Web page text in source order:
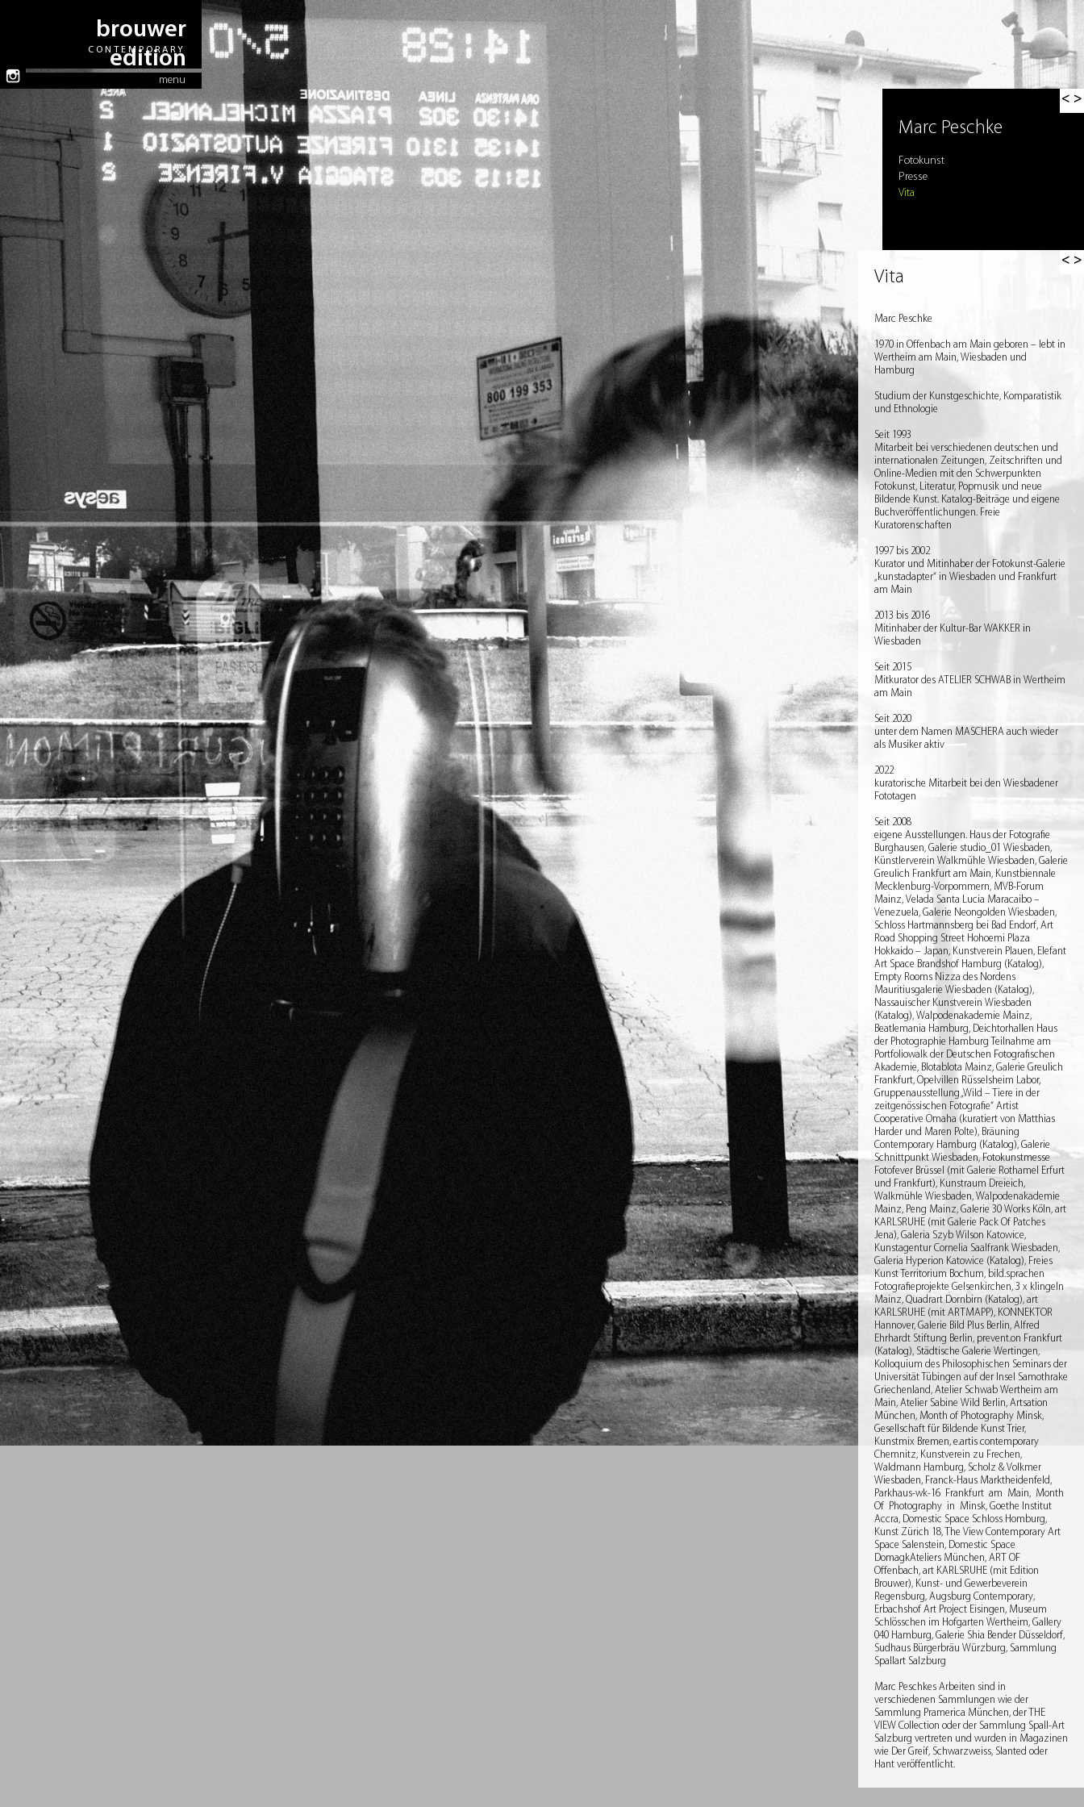
Vita
Marc Peschke
1970 in Offenbach am Main geboren – lebt in
Wertheim am Main, Wiesbaden und
Hamburg
Studium der Kunstgeschichte, Komparatistik
und Ethnologie
Seit 1993
Mitarbeit bei verschiedenen deutschen und
internationalen Zeitungen, Zeitschriften und
Online-Medien mit den Schwerpunkten
Fotokunst, Literatur, Popmusik und neue
Bildende Kunst. Katalog-Beiträge und eigene
Buchveröffentlichungen. Freie
Kuratorenschaften
1997 bis 2002
Kurator und Mitinhaber der Fotokunst-Galerie
„kunstadapter“ in Wiesbaden und Frankfurt
am Main
2013 bis 2016
Mitinhaber der Kultur-Bar WAKKER in
Wiesbaden
Seit 2015
Mitkurator des ATELIER SCHWAB in Wertheim
am Main
Seit 2020
unter dem Namen MASCHERA auch wieder
als Musiker aktiv
2022
kuratorische Mitarbeit bei den Wiesbadener
Fototagen
Seit 2008
eigene Ausstellungen. Haus der Fotografie
Burghausen, Galerie studio_01 Wiesbaden,
Künstlerverein Walkmühle Wiesbaden, Galerie
Greulich Frankfurt am Main, Kunstbiennale
Mecklenburg-Vorpommern, MVB-Forum
Mainz, Velada Santa Lucia Maracaibo –
Venezuela, Galerie Neongolden Wiesbaden,
Schloss Hartmannsberg bei Bad Endorf, Art
Road Shopping Street Hohoemi Plaza
Hokkaido – Japan, Kunstverein Plauen, Elefant
Art Space Brandshof Hamburg (Katalog),
Empty Rooms Nizza des Nordens
Mauritiusgalerie Wiesbaden (Katalog),
Nassauischer Kunstverein Wiesbaden
(Katalog), Walpodenakademie Mainz,
Beatlemania Hamburg, Deichtorhallen Haus
der Photographie Hamburg Teilnahme am
Portfoliowalk der Deutschen Fotografischen
Akademie, Blotablota Mainz, Galerie Greulich
Frankfurt, Opelvillen Rüsselsheim Labor,
Gruppenausstellung „Wild – Tiere in der
zeitgenössischen Fotografie“ Artist
Cooperative Omaha (kuratiert von Matthias
Harder und Maren Polte), Bräuning
Contemporary Hamburg (Katalog), Galerie
Schnittpunkt Wiesbaden, Fotokunstmesse
Fotofever Brüssel (mit Galerie Rothamel Erfurt
und Frankfurt), Kunstraum Dreieich,
Walkmühle Wiesbaden, Walpodenakademie
Mainz, Peng Mainz, Galerie 30 Works Köln, art
KARLSRUHE (mit Galerie Pack Of Patches
Jena), Galeria Szyb Wilson Katowice,
Kunstagentur Cornelia Saalfrank Wiesbaden,
Galeria Hyperion Katowice (Katalog), Freies
Kunst Territorium Bochum, bild.sprachen
Fotografieprojekte Gelsenkirchen, 3 x klingeln
Mainz, Quadrart Dornbirn (Katalog), art
KARLSRUHE (mit ARTMAPP), KONNEKTOR
Hannover, Galerie Bild Plus Berlin, Alfred
Ehrhardt Stiftung Berlin, prevent.on Frankfurt
(Katalog), Städtische Galerie Wertingen,
Kolloquium des Philosophischen Seminars der
Universität Tübingen auf der Insel Samothrake
Griechenland, Atelier Schwab Wertheim am
Main, Atelier Sabine Wild Berlin, Artsation
München, Month of Photography Minsk,
Gesellschaft für Bildende Kunst Trier,
Kunstmix Bremen, e.artis contemporary
Chemnitz, Kunstverein zu Frechen,
Waldmann Hamburg, Scholz & Volkmer
Wiesbaden, Franck-Haus Marktheidenfeld,
Parkhaus-wk-16 Frankfurt am Main, Month
Of Photography in Minsk, Goethe Institut
Accra, Domestic Space Schloss Homburg,
Kunst Zürich 18, The View Contemporary Art
Space Salenstein, Domestic Space
DomagkAteliers München, ART OF
Offenbach, art KARLSRUHE (mit Edition
Brouwer), Kunst- und Gewerbeverein
Regensburg, Augsburg Contemporary,
Erbachshof Art Project Eisingen, Museum
Schlösschen im Hofgarten Wertheim, Gallery
040 Hamburg, Galerie Shia Bender Düsseldorf,
Sudhaus Bürgerbräu Würzburg, Sammlung
Spallart Salzburg
Marc Peschkes Arbeiten sind in
verschiedenen Sammlungen wie der
Sammlung Pramerica München, der THE
VIEW Collection oder der Sammlung Spall-Art
Salzburg vertreten und wurden in Magazinen
wie Der Greif, Schwarzweiss, Slanted oder
Hant veröffentlicht.
< >
Marc Peschke
Fotokunst
Presse
Vita
< >
menu
CONTEMPORARY
brouwer
edition